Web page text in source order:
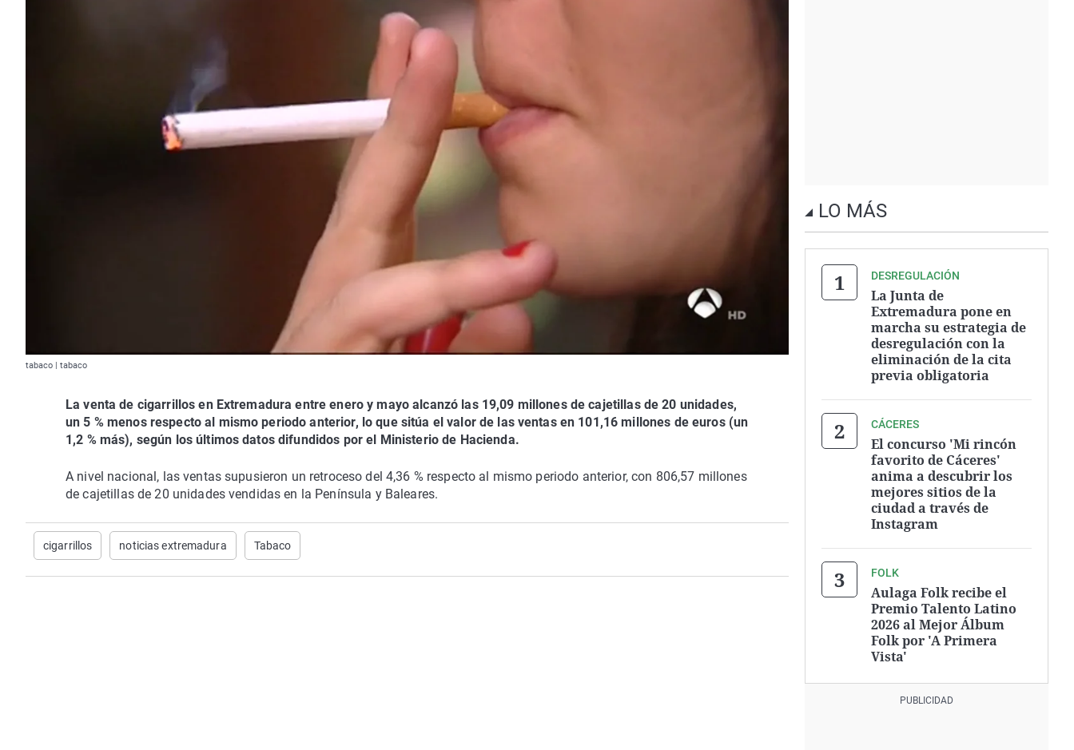
tabaco | tabaco
La venta de cigarrillos en Extremadura entre enero y mayo alcanzó las 19,09 millones de cajetillas de 20 unidades,
un 5 % menos respecto al mismo periodo anterior, lo que sitúa el valor de las ventas en 101,16 millones de euros (un
1,2 % más), según los últimos datos difundidos por el Ministerio de Hacienda.
A nivel nacional, las ventas supusieron un retroceso del 4,36 % respecto al mismo periodo anterior, con 806,57 millones
de cajetillas de 20 unidades vendidas en la Península y Baleares.
cigarrillos noticias extremadura Tabaco
LO MÁS
DESREGULACIÓN
La Junta de
Extremadura pone en
marcha su estrategia de
desregulación con la
eliminación de la cita
previa obligatoria
CÁCERES
El concurso 'Mi rincón
favorito de Cáceres'
anima a descubrir los
mejores sitios de la
ciudad a través de
Instagram
FOLK
Aulaga Folk recibe el
Premio Talento Latino
2026 al Mejor Álbum
Folk por 'A Primera
Vista'